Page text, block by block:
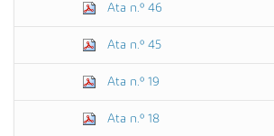
Ata n.º 46
Ata n.º 45
Ata n.º 19
Ata n.º 18